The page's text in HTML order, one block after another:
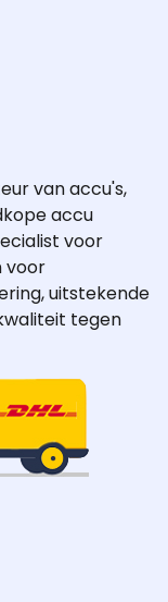
van accu's,
accu
voor
voor
uitstekende
tegen